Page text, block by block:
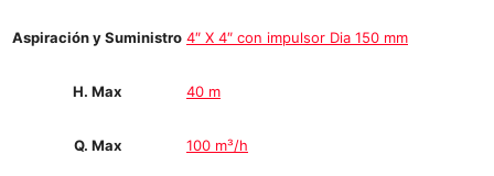
Aspiración y Suministro 4″ X 4″ con impulsor Dia 150 mm
H. Max 40 m
Q. Max 100 m³/h